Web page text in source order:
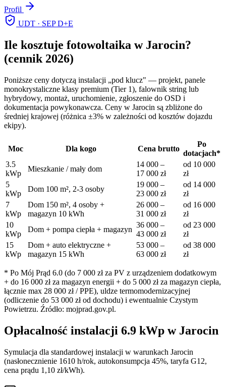
Profil
UDT · SEP D+E
Ile kosztuje fotowoltaika w Jarocin?
(cennik 2026)
Poniższe ceny dotyczą instalacji „pod klucz" — projekt, panele
monokrystaliczne klasy premium (Tier 1), falownik string lub
hybrydowy, montaż, uruchomienie, zgłoszenie do OSD i
dokumentacja powykonawcza. Ceny w Jarocin są zbliżone do
średniej krajowej (różnica ±3% w zależności od kosztów dojazdu
ekipy).
Moc Dla kogo Cena brutto
Po
dotacjach*
3.5
kWp
Mieszkanie / mały dom
14 000 –
17 000 zł
od 10 000
zł
5
kWp
Dom 100 m², 2-3 osoby
19 000 –
23 000 zł
od 14 000
zł
7
kWp
Dom 150 m², 4 osoby +
magazyn 10 kWh
26 000 –
31 000 zł
od 16 000
zł
10
kWp
Dom + pompa ciepła + magazyn
36 000 –
43 000 zł
od 23 000
zł
15
kWp
Dom + auto elektryczne +
magazyn 15 kWh
53 000 –
63 000 zł
od 38 000
zł
* Po Mój Prąd 6.0 (do 7 000 zł za PV z urządzeniem dodatkowym
+ do 16 000 zł za magazyn energii + do 5 000 zł za magazyn ciepła,
łącznie max 28 000 zł / PPE), uldze termomodernizacyjnej
(odliczenie do 53 000 zł od dochodu) i ewentualnie Czystym
Powietrzu. Źródło: mojprad.gov.pl.
Opłacalność instalacji 6.9 kWp w Jarocin
Symulacja dla standardowej instalacji w warunkach Jarocin
(nasłonecznienie 1610 h/rok, autokonsumpcja 45%, taryfa G12,
cena prądu 1,10 zł/kWh).